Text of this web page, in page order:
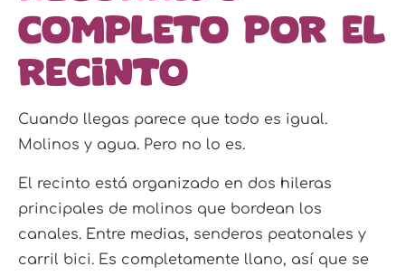
completo por el
recinto
Cuando llegas parece que todo es igual.
Molinos y agua. Pero no lo es.
El recinto está organizado en dos hileras
principales de molinos que bordean los
canales. Entre medias, senderos peatonales y
carril bici. Es completamente llano, así que se